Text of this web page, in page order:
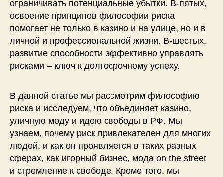
ограничивать потенциальные убытки. В-пятых,
освоение принципов философии риска
помогает не только в казино и на улице, но и в
личной и профессиональной жизни. В-шестых,
развитие способности эффективно управлять
рисками – ключ к долгосрочному успеху.
В данной статье мы рассмотрим философию
риска и исследуем, что объединяет казино,
уличную моду и идею свободы в РФ. Мы
узнаем, почему риск привлекателен для многих
людей, и как он проявляется в таких разных
сферах, как игорный бизнес, мода on the street
и стремление к свободе. Кроме того, мы